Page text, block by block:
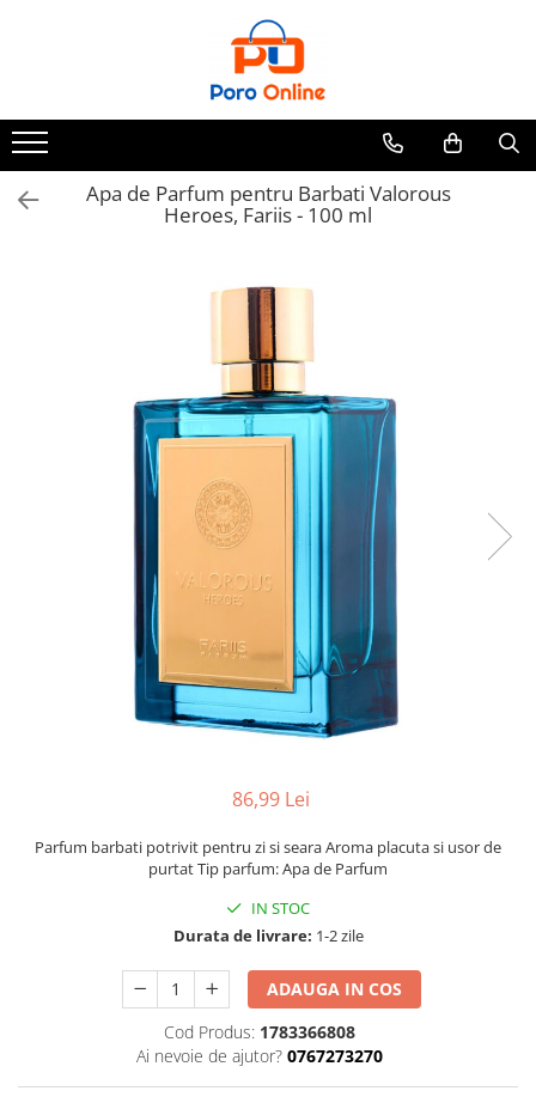
Clone
Parfum Barbati
Parfum FemeiApa de Parfum pentru Barbati Valorous
Heroes, Fariis - 100 ml
86,99 Lei
Parfum barbati potrivit pentru zi si seara Aroma placuta si usor de
purtat Tip parfum: Apa de Parfum
IN STOC
Durata de livrare: 1-2 zile
ADAUGA IN COS
Cod Produs: 1783366808
Ai nevoie de ajutor? 0767273270